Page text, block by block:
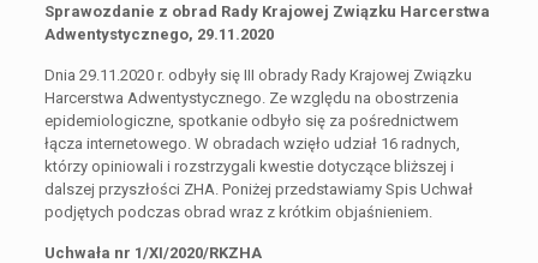
Sprawozdanie z obrad Rady Krajowej Związku Harcerstwa
Adwentystycznego, 29.11.2020
Dnia 29.11.2020 r. odbyły się III obrady Rady Krajowej Związku
Harcerstwa Adwentystycznego. Ze względu na obostrzenia
epidemiologiczne, spotkanie odbyło się za pośrednictwem
łącza internetowego. W obradach wzięło udział 16 radnych,
którzy opiniowali i rozstrzygali kwestie dotyczące bliższej i
dalszej przyszłości ZHA. Poniżej przedstawiamy Spis Uchwał
podjętych podczas obrad wraz z krótkim objaśnieniem.
Uchwała nr 1/XI/2020/RKZHA